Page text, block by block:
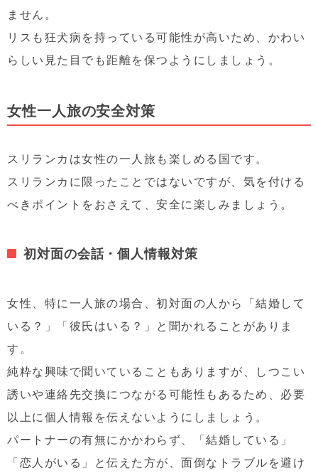
ません。
リスも狂犬病を持っている可能性が高いため、かわい
らしい見た目でも距離を保つようにしましょう。
女性一人旅の安全対策
スリランカは女性の一人旅も楽しめる国です。
スリランカに限ったことではないですが、気を付ける
べきポイントをおさえて、安全に楽しみましょう。
初対面の会話・個人情報対策
女性、特に一人旅の場合、初対面の人から「結婚して
いる？」「彼氏はいる？」と聞かれることがありま
す。
純粋な興味で聞いていることもありますが、しつこい
誘いや連絡先交換につながる可能性もあるため、必要
以上に個人情報を伝えないようにしましょう。
パートナーの有無にかかわらず、「結婚している」
「恋人がいる」と伝えた方が、面倒なトラブルを避け